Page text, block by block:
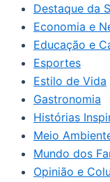
Destaque da
Economia e
Educação e
Esportes
Estilo de Vida
Gastronomia
Histórias
Meio
Mundo dos
Opinião e